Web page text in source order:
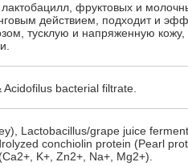
фруктовых и
действием, подходит и
тусклую и напряженную
bacterial filtrate.
Lactobacillus/grape juice
conchiolin protein (Pearl
K+, Zn2+, Na+, Mg2+).